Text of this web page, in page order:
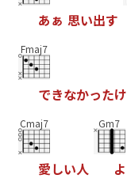
あぁ 思い出す
Fmaj7
できなかったけ
Cmaj7
愛しい人
Gm7
よ